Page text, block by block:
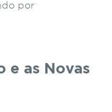
por
e as Novas